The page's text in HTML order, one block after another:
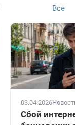
Все
03.04.2026
Сбой